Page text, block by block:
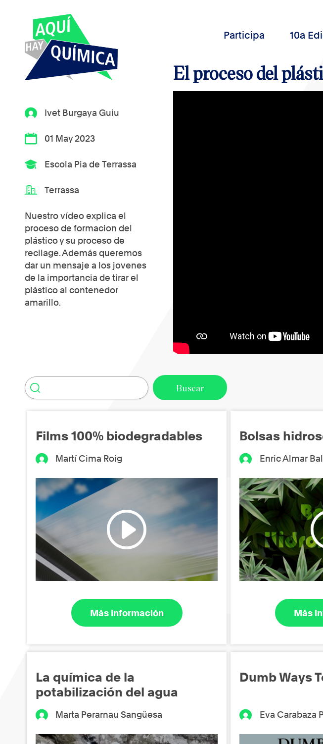
Participa 10a
Ivet Burgaya Guiu
01 May 2023
Escola Pia de Terrassa
Terrassa
Nuestro vídeo explica el
proceso de formacion del
plástico y su proceso de
recilage. Además queremos
dar un mensaje a los jovenes
de la importancia de tirar el
plàstico al contenedor
amarillo.
El proceso del
Films 100% biodegradables
Martí Cima Roig
Más información
Bolsas
Enric Almar
Más
La química de la
potabilización del agua
Marta Perarnau Sangüesa
Dumb Ways
Eva Carabaza